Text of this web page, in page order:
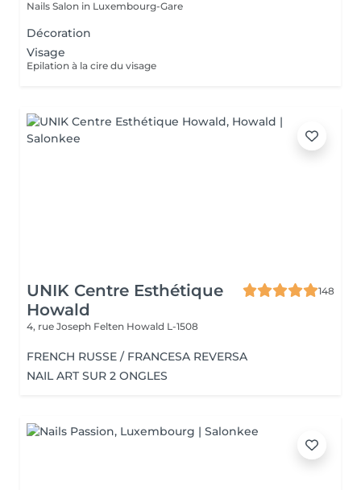
Nails Salon in Luxembourg-Gare
Décoration
Visage
Epilation à la cire du visage
UNIK Centre Esthétique
Howald
148
4, rue Joseph Felten Howald L-1508
FRENCH RUSSE / FRANCESA REVERSA
NAIL ART SUR 2 ONGLES